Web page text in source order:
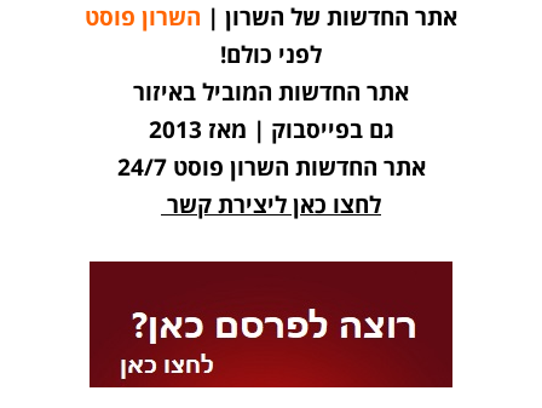
אתר החדשות של השרון | השרון פוסט
לפני כולם!
אתר החדשות המוביל באיזור
גם בפייסבוק | מאז 2013
אתר החדשות השרון פוסט 24/7
לחצו כאן ליצירת קשר